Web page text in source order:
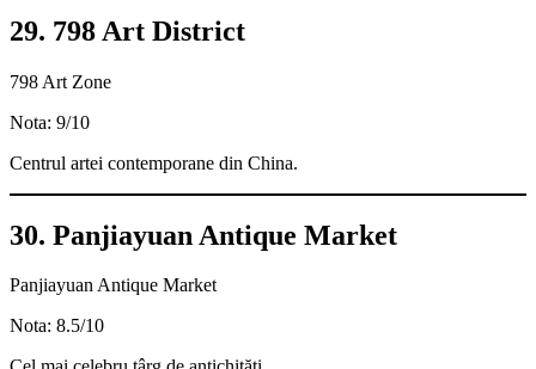
29. 798 Art District
798 Art Zone
Nota: 9/10
Centrul artei contemporane din China.
30. Panjiayuan Antique Market
Panjiayuan Antique Market
Nota: 8.5/10